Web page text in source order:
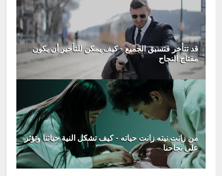
قد تتأخر فتسبق الجميع - كيف يمكن للتأخير أن يكون
مفتاح النجاح
من زانت نيته زانت حياته - كيف تشكل النية حياتنا وتؤثر
على نجاحنا